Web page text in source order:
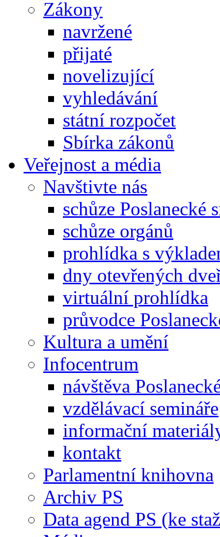
Zákony
navržené
přijaté
novelizující
vyhledávání
státní rozpočet
Sbírka zákonů
Veřejnost a média
Navštivte nás
schůze Poslanecké
schůze orgánů
prohlídka s
dny otevřených
virtuální prohlídka
průvodce
Kultura a umění
Infocentrum
návštěva
vzdělávací semináře
informační
kontakt
Parlamentní knihovna
Archiv PS
Data agend PS (ke